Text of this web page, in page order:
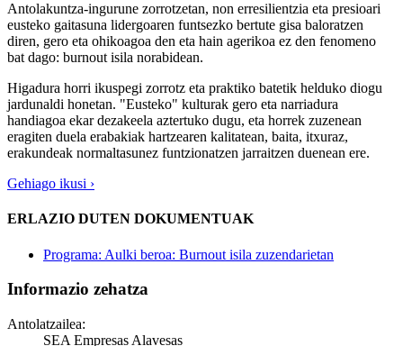
Antolakuntza-ingurune zorrotzetan, non erresilientzia eta presioari
eusteko gaitasuna lidergoaren funtsezko bertute gisa baloratzen
diren, gero eta ohikoagoa den eta hain agerikoa ez den fenomeno
bat dago: burnout isila norabidean.
Higadura horri ikuspegi zorrotz eta praktiko batetik helduko diogu
jardunaldi honetan. "Eusteko" kulturak gero eta narriadura
handiagoa ekar dezakeela aztertuko dugu, eta horrek zuzenean
eragiten duela erabakiak hartzearen kalitatean, baita, itxuraz,
erakundeak normaltasunez funtzionatzen jarraitzen duenean ere.
Gehiago ikusi ›
ERLAZIO DUTEN DOKUMENTUAK
Programa: Aulki beroa: Burnout isila zuzendarietan
Informazio zehatza
Antolatzailea:
SEA Empresas Alavesas